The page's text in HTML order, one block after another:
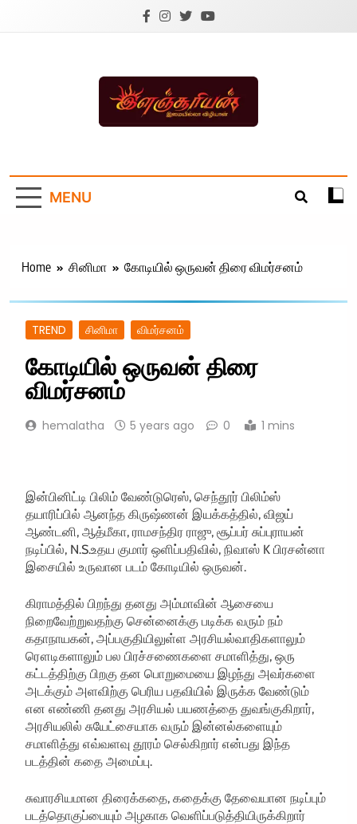
Tamil News |
Health | Tamil
Technology |
Sports News
MENU
Home சினிமா கோடியில் ஒருவன் திரை விமர்சனம்
TREND சினிமா விமர்சனம்
கோடியில் ஒருவன் திரை
விமர்சனம்
hemalatha 5 years ago 0 1 mins
இன்பினிட்டி பிலிம் வேண்டுரெஸ், செந்தூர் பிலிம்ஸ்
தயாரிப்பில் ஆனந்த கிருஷ்ணன் இயக்கத்தில், விஜய்
ஆண்டனி, ஆத்மீகா, ராமசந்திர ராஜு, சூப்பர் சுப்புராயன்
நடிப்பில், N.S.உதய குமார் ஒளிப்பதிவில், நிவாஸ் K பிரசன்னா
இசையில் உருவான படம் கோடியில் ஒருவன்.
கிராமத்தில் பிறந்து தனது அம்மாவின் ஆசையை
நிறைவேற்றுவதற்கு சென்னைக்கு படிக்க வரும் நம்
கதாநாயகன், அப்பகுதியிலுள்ள அரசியல்வாதிகளாலும்
ரௌடிகளாலும் பல பிரச்சணைகளை சமாளித்து, ஒரு
கட்டத்திற்கு பிறகு தன பொறுமையை இழந்து அவர்களை
அடக்கும் அளவிற்கு பெரிய பதவியில் இருக்க வேண்டும்
என எண்ணி தனது அரசியல் பயணத்தை துவங்குகிறார்,
அரசியலில் சுயேட்சையாக வரும் இன்னல்களையும்
சமாளித்து எவ்வளவு தூரம் செல்கிறார் என்பது இந்த
படத்தின் கதை அமைப்பு.
சுவாரசியமான திரைக்கதை, கதைக்கு தேவையான நடிப்பும்
படத்தொகுப்பையும் அழகாக வெளிப்படுத்தியிருக்கிறார்